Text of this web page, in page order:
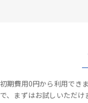
初期費用0円から利用でき
で、まずはお試しいただけ